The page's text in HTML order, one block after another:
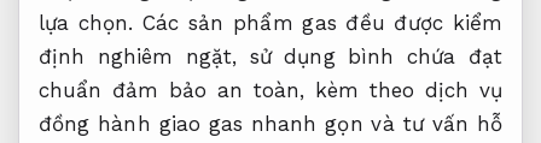
lựa chọn. Các sản phẩm gas đều được kiểm
định nghiêm ngặt, sử dụng bình chứa đạt
chuẩn đảm bảo an toàn, kèm theo dịch vụ
đồng hành giao gas nhanh gọn và tư vấn hỗ